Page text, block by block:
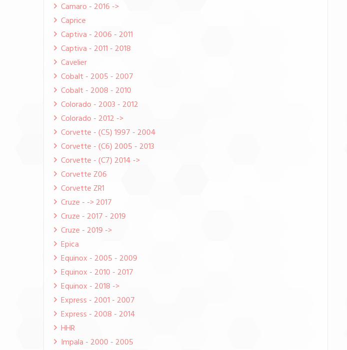
Camaro - 2016 ->
Caprice
Captiva - 2006 - 2011
Captiva - 2011 - 2018
Cavelier
Cobalt - 2005 - 2007
Cobalt - 2008 - 2010
Colorado - 2003 - 2012
Colorado - 2012 ->
Corvette - (C5) 1997 - 2004
Corvette - (C6) 2005 - 2013
Corvette - (C7) 2014 ->
Corvette Z06
Corvette ZR1
Cruze - -> 2017
Cruze - 2017 - 2019
Cruze - 2019 ->
Epica
Equinox - 2005 - 2009
Equinox - 2010 - 2017
Equinox - 2018 ->
Express - 2001 - 2007
Express - 2008 - 2014
HHR
Impala - 2000 - 2005